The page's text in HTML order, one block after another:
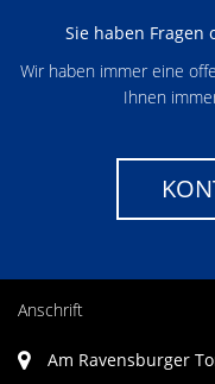
Sie haben Fragen
Wir haben immer eine
Ihnen
Anschrift
Am Ravensburger